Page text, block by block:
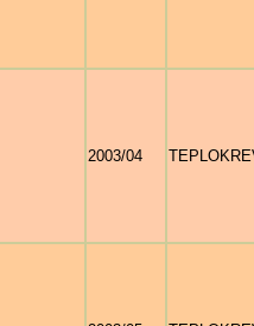
2003/04